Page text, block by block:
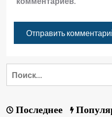
Последнее